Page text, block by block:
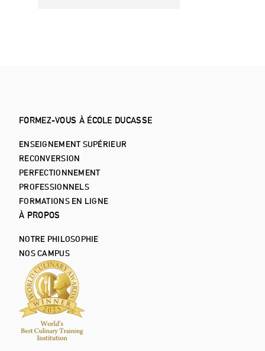
FORMEZ-VOUS À ÉCOLE DUCASSE
ENSEIGNEMENT SUPÉRIEUR
RECONVERSION
PERFECTIONNEMENT
PROFESSIONNELS
FORMATIONS EN LIGNE
À PROPOS
NOTRE PHILOSOPHIE
NOS CAMPUS